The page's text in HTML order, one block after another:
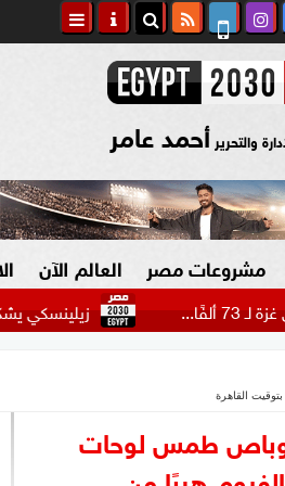
والتحرير أحمد عامر
السياسة
مشروعات مصر
صنع في مصر
العالم الآن
زيلينسكي يشكر مجلس
بتوقيت القاهرة
طمس لوحات